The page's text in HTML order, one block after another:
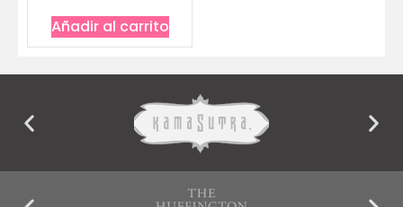
Añadir al carrito